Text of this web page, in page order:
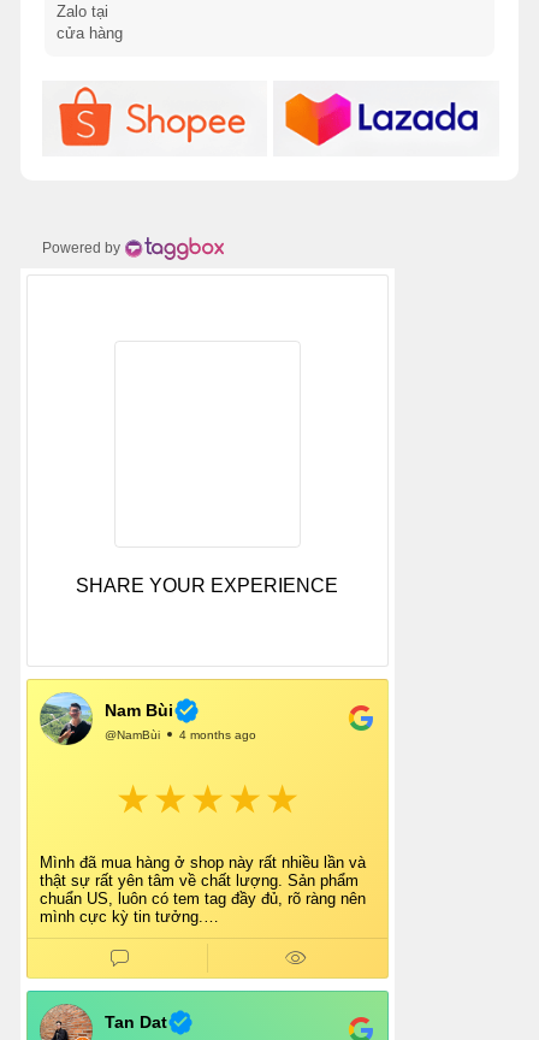
Powered by
SHARE YOUR EXPERIENCE
Nam Bùi
@NamBùi 4 months ago
Mình đã mua hàng ở shop này rất nhiều lần và
thật sự rất yên tâm về chất lượng. Sản phẩm
chuẩn US, luôn có tem tag đầy đủ, rõ ràng nên
mình cực kỳ tin tưởng.
Shop tư vấn nhiệt tình, giao hàng nhanh, đóng
gói cẩn thận. Mỗi lần mua đều cảm thấy hài
Chắc chắn mình sẽ tiếp tục ủng hộ shop lâu dài
và giới thiệu thêm cho bạn bè 👍
Tan Dat